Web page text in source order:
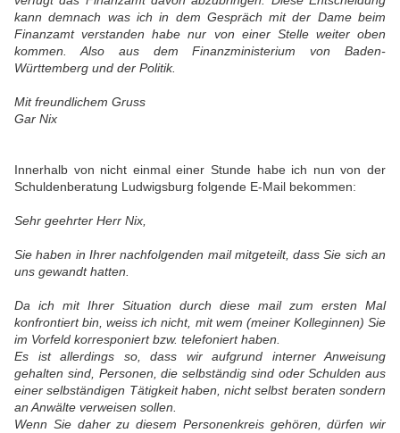
kann demnach was ich in dem Gespräch mit der Dame beim
Finanzamt verstanden habe nur von einer Stelle weiter oben
kommen. Also aus dem Finanzministerium von Baden-
Württemberg und der Politik.
Mit freundlichem Gruss
Gar Nix
Innerhalb von nicht einmal einer Stunde habe ich nun von der
Schuldenberatung Ludwigsburg folgende E-Mail bekommen:
Sehr geehrter Herr Nix,
Sie haben in Ihrer nachfolgenden mail mitgeteilt, dass Sie sich an
uns gewandt hatten.
Da ich mit Ihrer Situation durch diese mail zum ersten Mal
konfrontiert bin, weiss ich nicht, mit wem (meiner Kolleginnen) Sie
im Vorfeld korresponiert bzw. telefoniert haben.
Es ist allerdings so, dass wir aufgrund interner Anweisung
gehalten sind, Personen, die selbständig sind oder Schulden aus
einer selbständigen Tätigkeit haben, nicht selbst beraten sondern
an Anwälte verweisen sollen.
Wenn Sie daher zu diesem Personenkreis gehören, dürfen wir